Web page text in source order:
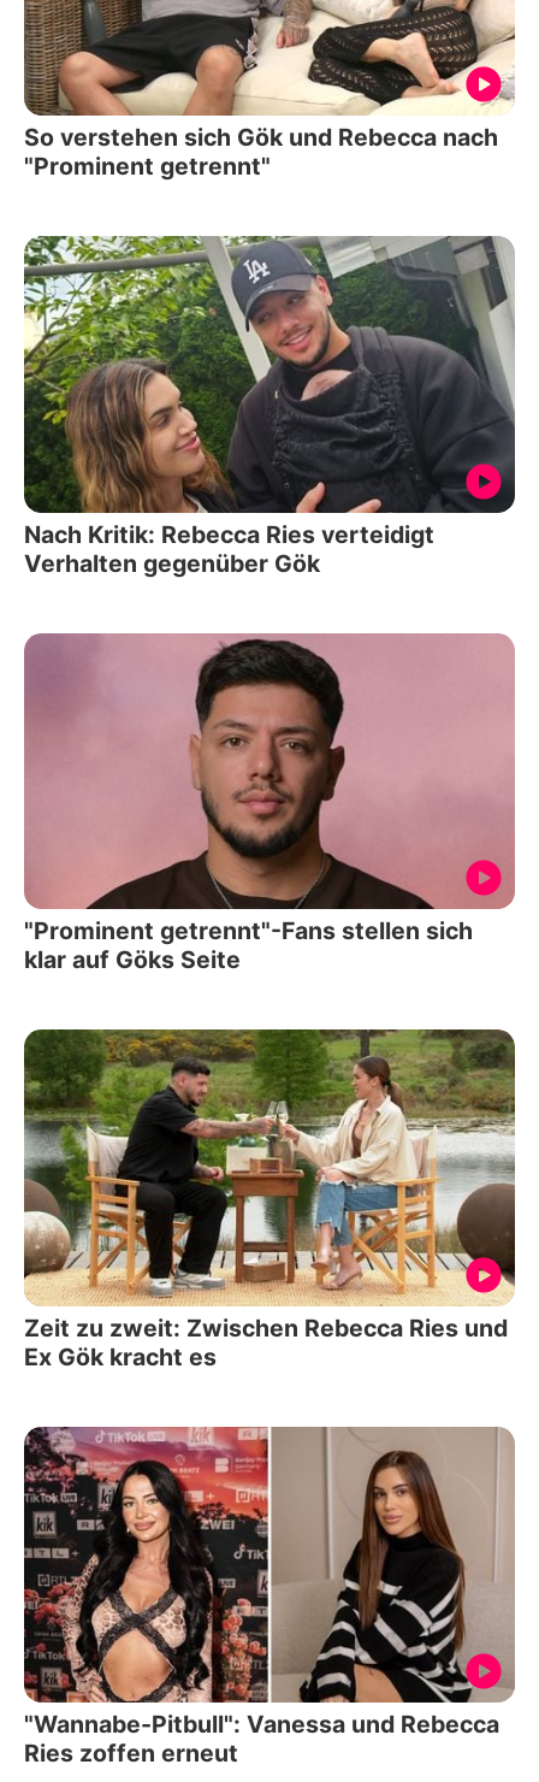
So verstehen sich Gök und Rebecca nach
"Prominent getrennt"
Nach Kritik: Rebecca Ries verteidigt
Verhalten gegenüber Gök
"Prominent getrennt"-Fans stellen sich
klar auf Göks Seite
Zeit zu zweit: Zwischen Rebecca Ries und
Ex Gök kracht es
"Wannabe-Pitbull": Vanessa und Rebecca
Ries zoffen erneut